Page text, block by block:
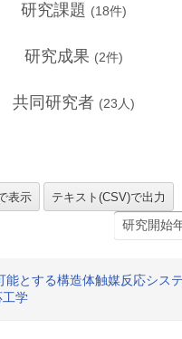
研究課題 (18件)
研究成果 (2件)
共同研究者 (23 人)
能とする構造体触媒反応シス
工学